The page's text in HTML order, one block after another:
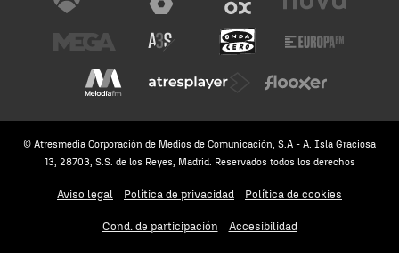
© Atresmedia Corporación de Medios de Comunicación, S.A - A. Isla Graciosa
13, 28703, S.S. de los Reyes, Madrid. Reservados todos los derechos
Aviso legal Política de privacidad Política de cookies
Cond. de participación Accesibilidad